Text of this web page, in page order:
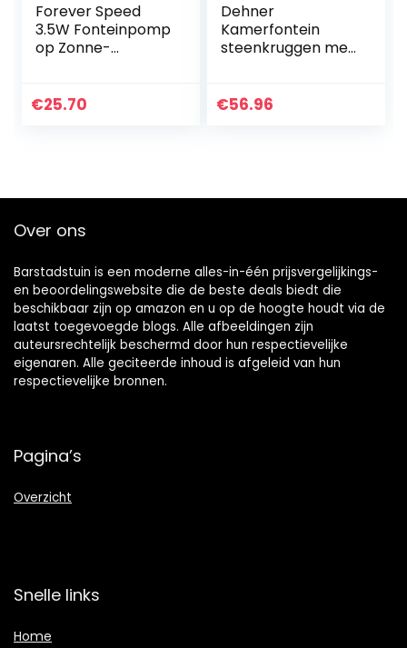
Forever Speed
3.5W Fonteinpomp
op Zonne-
Energie LED,Solar
€25.70
Dehner
Kamerfontein
steenkruggen met
polyhars,
€56.96
Over ons
Barstadstuin is een moderne alles-in-één prijsvergelijkings-
en beoordelingswebsite die de beste deals biedt die
beschikbaar zijn op amazon en u op de hoogte houdt via de
laatst toegevoegde blogs. Alle afbeeldingen zijn
auteursrechtelijk beschermd door hun respectievelijke
eigenaren. Alle geciteerde inhoud is afgeleid van hun
respectievelijke bronnen.
Pagina’s
Overzicht
Snelle links
Home